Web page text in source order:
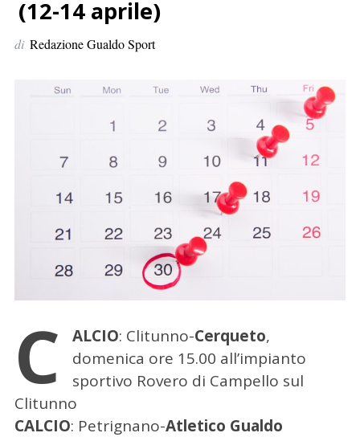
e
r
(12-14 aprile)
di Redazione Gualdo Sport
C ALCIO: Clitunno-Cerqueto,
domenica ore 15.00 all’impianto
sportivo Rovero di Campello sul
Clitunno
CALCIO: Petrignano-Atletico Gualdo